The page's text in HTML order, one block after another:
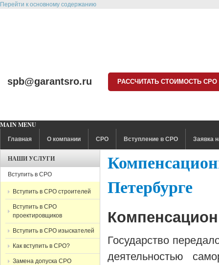
Перейти к основному содержанию
spb@garantsro.ru РАССЧИТАТЬ СТОИМОСТЬ СРО
MAIN MENU
Главная О компании СРО Вступление в СРО Заявка
Петербурге
Государство
деятельностью
НАШИ УСЛУГИ
Вступить в СРО
Вступить в СРО строителей
Вступить в СРО
проектировщиков
Вступить в СРО изыскателей
Как вступить в СРО?
Замена допуска СРО